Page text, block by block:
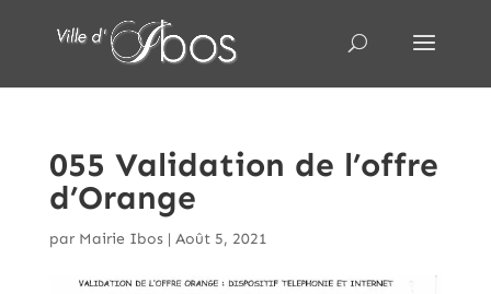
055 Validation de l’offre
d’Orange
par Mairie Ibos| Août 5, 2021